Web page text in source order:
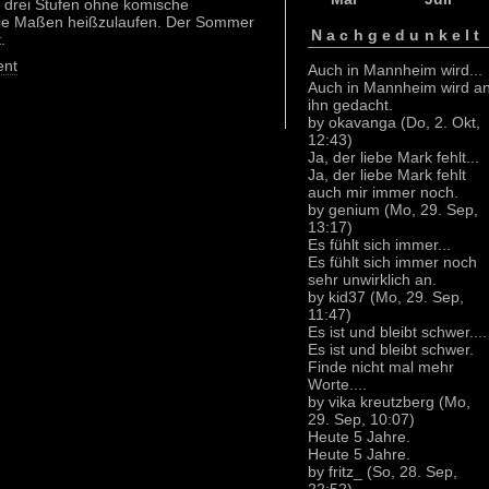
Stufen ohne komische
Maßen heißzulaufen. Der Sommer
Nachgedunkelt
Auch in Mannheim wird...
Auch in Mannheim wird
ihn gedacht.
by okavanga (Do, 2. Okt,
12:43)
Ja, der liebe Mark fehlt...
Ja, der liebe Mark fehlt
auch mir immer noch.
by genium (Mo, 29. Sep,
13:17)
Es fühlt sich immer...
Es fühlt sich immer noch
sehr unwirklich an.
by kid37 (Mo, 29. Sep,
11:47)
Es ist und bleibt schwer....
Es ist und bleibt schwer.
Finde nicht mal mehr
Worte....
by vika kreutzberg (Mo,
29. Sep, 10:07)
Heute 5 Jahre.
Heute 5 Jahre.
by fritz_ (So, 28. Sep,